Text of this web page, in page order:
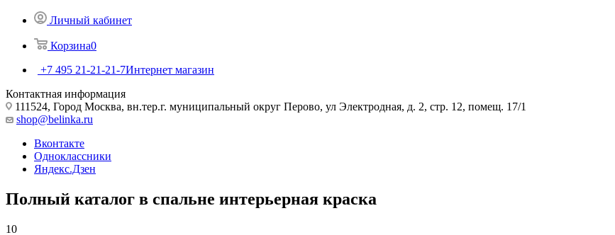
Личный кабинет
Корзина0
+7 495 21-21-21-7Интернет магазин
Контактная информация
111524, Город Москва, вн.тер.г. муниципальный округ Перово, ул Электродная, д. 2, стр. 12, помещ. 17/1
shop@belinka.ru
Вконтакте
Одноклассники
Яндекс.Дзен
Полный каталог в спальне интерьерная краска
10